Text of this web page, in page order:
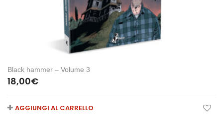
Black hammer – Volume 3
18,00€
AGGIUNGI AL CARRELLO